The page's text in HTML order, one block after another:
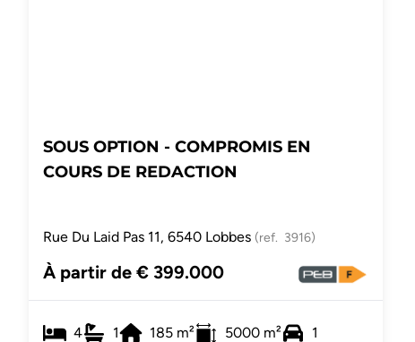
SOUS OPTION - COMPROMIS EN
COURS DE REDACTION
Rue Du Laid Pas 11, 6540 Lobbes (ref. 3916)
À partir de € 399.000
4 1 185 m² 5000 m² 1